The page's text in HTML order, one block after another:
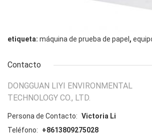
etiqueta: máquina de prueba de papel ,
Contacto
DONGGUAN LIYI ENVIRONMENTAL
TECHNOLOGY CO., LTD.
Persona de Contacto: Victoria Li
Teléfono:
+8613809275028